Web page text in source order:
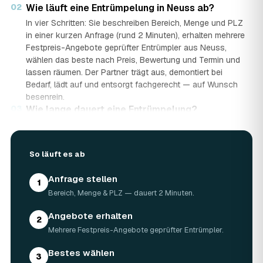
02 Wie läuft eine Entrümpelung in Neuss ab?
In vier Schritten: Sie beschreiben Bereich, Menge und PLZ
in einer kurzen Anfrage (rund 2 Minuten), erhalten mehrere
Festpreis-Angebote geprüfter Entrümpler aus Neuss,
wählen das beste nach Preis, Bewertung und Termin und
lassen räumen. Der Partner trägt aus, demontiert bei
Bedarf, lädt auf und entsorgt fachgerecht — auf Wunsch
besenrein.
Wie lange dauert eine Entrümpelung?
eine komplette Wohnung oder ein Haus in Neuss kann ein
innerhalb weniger Tage, bei akuten Fällen wie einer
Messie-Wohnung auch kurzfristig.
Welche Gegenstände werden bei der
Entrümpelung entsorgt?
Mitgenommen wird praktisch der gesamte Hausrat: Möbel,
sowie Keller- und Dachbodengerümpel. Sondermüll und
So läuft es ab
1 Anfrage stellen
Bereich, Menge & PLZ — dauert 2 Minuten.
2 Angebote erhalten
Mehrere Festpreis-Angebote geprüfter Entrümpler.
3 Bestes wählen